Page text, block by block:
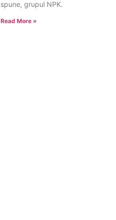
spune, grupul NPK.
Read More »